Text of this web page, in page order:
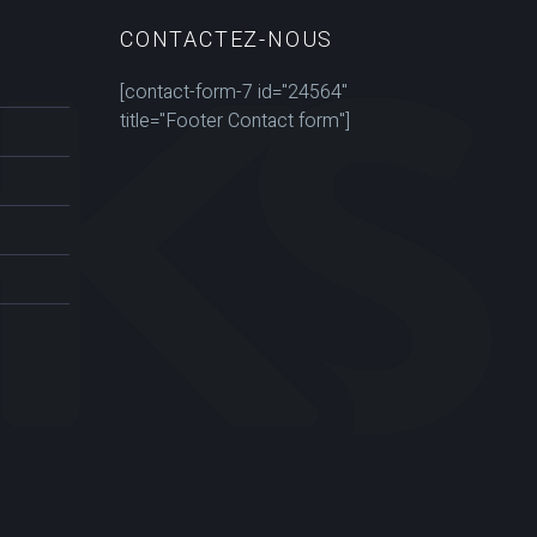
CONTACTEZ-NOUS
[contact-form-7 id="24564"
title="Footer Contact form"]